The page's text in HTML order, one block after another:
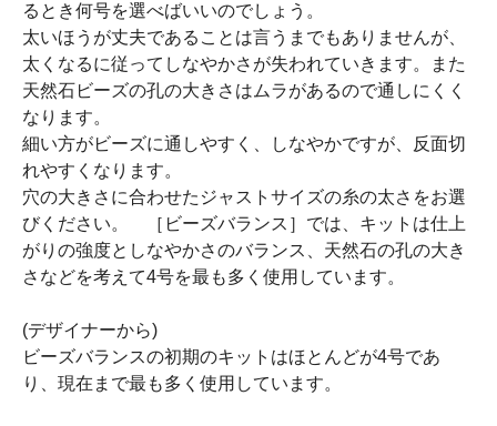
るとき何号を選べばいいのでしょう。
太いほうが丈夫であることは言うまでもありませんが、
太くなるに従ってしなやかさが失われていきます。また
天然石ビーズの孔の大きさはムラがあるので通しにくく
なります。
細い方がビーズに通しやすく、しなやかですが、反面切
れやすくなります。
穴の大きさに合わせたジャストサイズの糸の太さをお選
びください。 ［ビーズバランス］では、キットは仕上
がりの強度としなやかさのバランス、天然石の孔の大き
さなどを考えて4号を最も多く使用しています。
(デザイナーから)
ビーズバランスの初期のキットはほとんどが4号であ
り、現在まで最も多く使用しています。